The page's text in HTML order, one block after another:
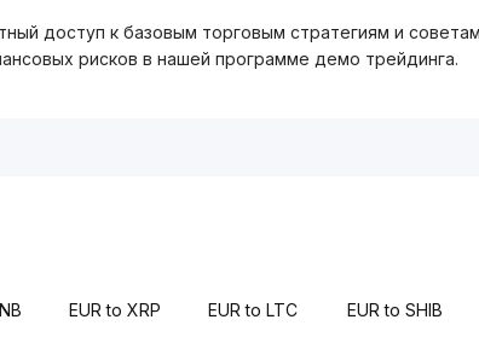
доступ к базовым торговым стратегиям и
рисков в нашей программе демо трейдинга.
EUR to XRP EUR to LTC EUR to SHIB